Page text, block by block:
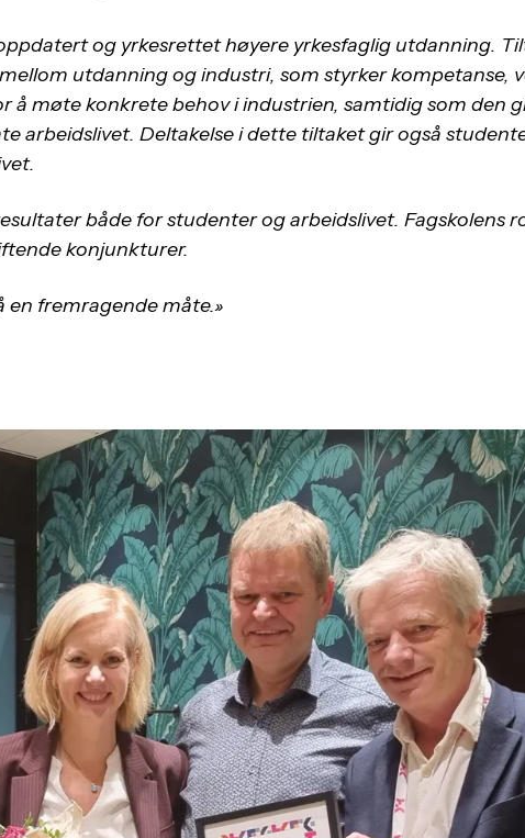
og yrkesrettet høyere yrkesfaglig utdanning.
utdanning og industri, som styrker kompetanse,
å møte konkrete behov i industrien, samtidig som den
arbeidslivet. Deltakelse i dette tiltaket gir også
både for studenter og arbeidslivet. Fagskolens
konjunkturer.
fremragende måte.»